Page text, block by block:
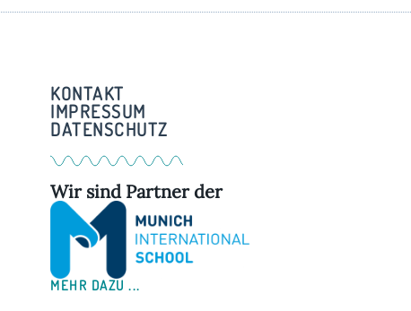
KONTAKT
IMPRESSUM
DATENSCHUTZ
Wir sind Partner der
MEHR DAZU ...